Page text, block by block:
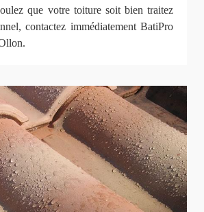
que votre toiture soit bien traitez
contactez immédiatement BatiPro